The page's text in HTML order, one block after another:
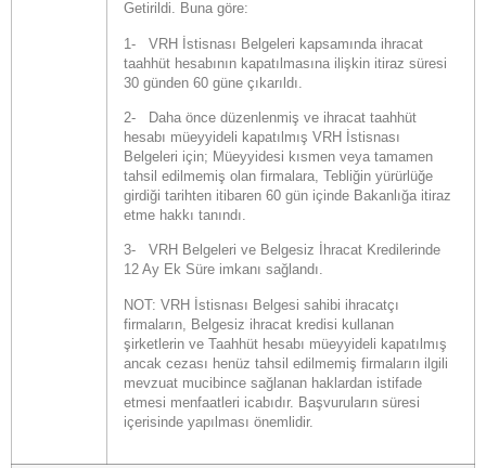
Getirildi. Buna göre:
1- VRH İstisnası Belgeleri kapsamında ihracat
taahhüt hesabının kapatılmasına ilişkin itiraz süresi
30 günden 60 güne çıkarıldı.
2- Daha önce düzenlenmiş ve ihracat taahhüt
hesabı müeyyideli kapatılmış VRH İstisnası
Belgeleri için; Müeyyidesi kısmen veya tamamen
tahsil edilmemiş olan firmalara, Tebliğin yürürlüğe
girdiği tarihten itibaren 60 gün içinde Bakanlığa itiraz
etme hakkı tanındı.
3- VRH Belgeleri ve Belgesiz İhracat Kredilerinde
12 Ay Ek Süre imkanı sağlandı.
NOT: VRH İstisnası Belgesi sahibi ihracatçı
firmaların, Belgesiz ihracat kredisi kullanan
şirketlerin ve Taahhüt hesabı müeyyideli kapatılmış
ancak cezası henüz tahsil edilmemiş firmaların ilgili
mevzuat mucibince sağlanan haklardan istifade
etmesi menfaatleri icabıdır. Başvuruların süresi
içerisinde yapılması önemlidir.